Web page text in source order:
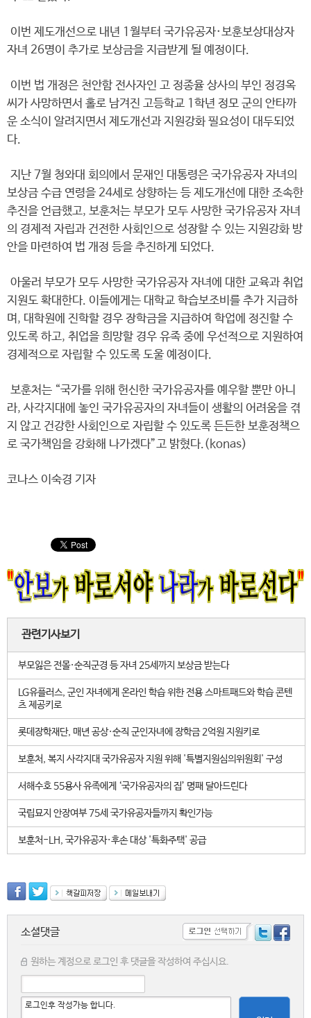
이번 제도개선으로 내년 1월부터 국가유공자·보훈보상대상자
자녀 26명이 추가로 보상금을 지급받게 될 예정이다.
이번 법 개정은 천안함 전사자인 고 정종율 상사의 부인 정경옥
씨가 사망하면서 홀로 남겨진 고등학교 1학년 정모 군의 안타까
운 소식이 알려지면서 제도개선과 지원강화 필요성이 대두되었
다.
지난 7월 청와대 회의에서 문재인 대통령은 국가유공자 자녀의
보상금 수급 연령을 24세로 상향하는 등 제도개선에 대한 조속한
추진을 언급했고, 보훈처는 부모가 모두 사망한 국가유공자 자녀
의 경제적 자립과 건전한 사회인으로 성장할 수 있는 지원강화 방
안을 마련하여 법 개정 등을 추진하게 되었다.
아울러 부모가 모두 사망한 국가유공자 자녀에 대한 교육과 취업
지원도 확대한다. 이들에게는 대학교 학습보조비를 추가 지급하
며, 대학원에 진학할 경우 장학금을 지급하여 학업에 정진할 수
있도록 하고, 취업을 희망할 경우 유족 중에 우선적으로 지원하여
경제적으로 자립할 수 있도록 도울 예정이다.
보훈처는 “국가를 위해 헌신한 국가유공자를 예우할 뿐만 아니
라, 사각지대에 놓인 국가유공자의 자녀들이 생활의 어려움을 겪
지 않고 건강한 사회인으로 자립할 수 있도록 든든한 보훈정책으
로 국가책임을 강화해 나가겠다”고 밝혔다.(konas)
코나스 이숙경 기자
관련기사보기
부모잃은 전몰·순직군경 등 자녀 25세까지 보상금 받는다
LG유플러스, 군인 자녀에게 온라인 학습 위한 전용 스마트패드와 학습 콘텐
츠 제공키로
롯데장학재단, 매년 공상·순직 군인자녀에 장학금 2억원 지원키로
보훈처, 복지 사각지대 국가유공자 지원 위해 '특별지원심의위원회' 구성
서해수호 55용사 유족에게 ‘국가유공자의 집’ 명패 달아드린다
국립묘지 안장여부 75세 국가유공자들까지 확인가능
보훈처-LH, 국가유공자·후손 대상 '특화주택' 공급
소셜댓글
원하는 계정으로 로그인 후 댓글을 작성하여 주십시요.